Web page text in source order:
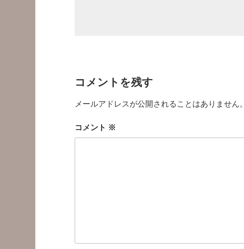
コメントを残す
メールアドレスが公開されることはありません。
コメント ※